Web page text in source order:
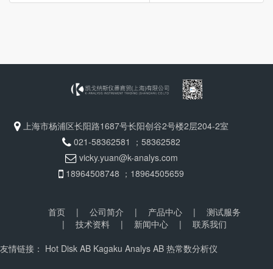
上海市杨浦区长阳路1687号长阳创谷2号楼2层204-2室
021-58362581 ；58362582
vicky.yuan@k-analys.com
18964508748 ；18964505659
首页 | 公司简介 | 产品中心 |
测试服务
|
技术资料 | 新闻中心 |
联系我们
友情链接： Hot Disk AB Kagaku Analys AB 热常数分析仪